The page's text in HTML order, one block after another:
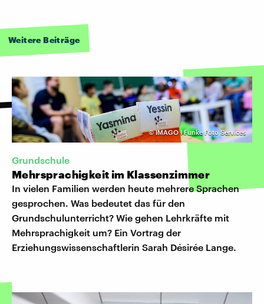
Weitere Beiträge
©IMAGO I Funke Foto Services
Grundschule
Mehrsprachigkeit im Klassenzimmer
In vielen Familien werden heute mehrere Sprachen
gesprochen. Was bedeutet das für den
Grundschulunterricht? Wie gehen Lehrkräfte mit
Mehrsprachigkeit um? Ein Vortrag der
Erziehungswissenschaftlerin Sarah Désirée Lange.